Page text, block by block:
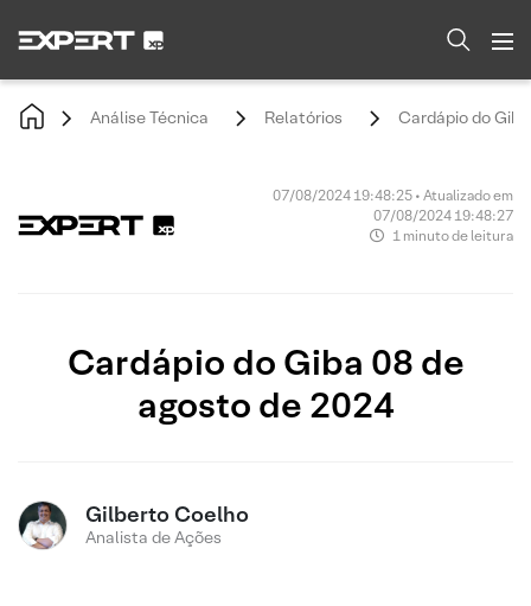
Análise Técnica Relatórios Cardápio do
07/08/2024 19:48:25 • Atualizado em
07/08/2024 19:48:27
1 minuto de leitura
Cardápio do Giba 08 de
agosto de 2024
Gilberto Coelho
Analista de Ações